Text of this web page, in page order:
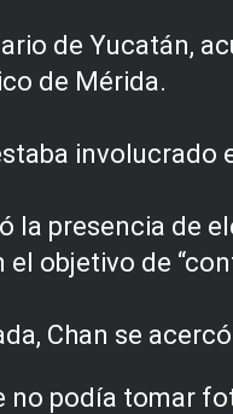
de Yucatán,
de Mérida.
involucrado
la presencia de
objetivo de
Chan se
no podía tomar